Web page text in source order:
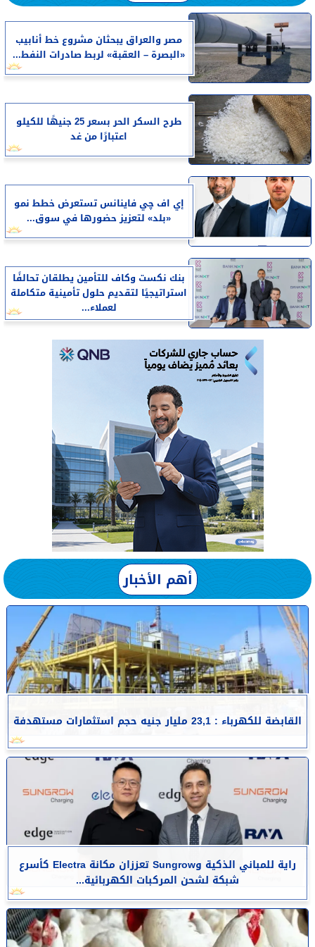
مصر والعراق يبحثان مشروع خط أنابيب
«البصرة – العقبة» لربط صادرات النفط...
طرح السكر الحر بسعر 25 جنيهًا للكيلو
اعتبارًا من غد
إي اف چي فاينانس تستعرض خطط نمو
«بلد» لتعزيز حضورها في سوق...
بنك نكست وكاف للتأمين يطلقان تحالفًا
استراتيجيًا لتقديم حلول تأمينية متكاملة
لعملاء...
أهم الأخبار
القابضة للكهرباء : 23,1 مليار جنيه حجم استثمارات مستهدفة
راية للمباني الذكية وSungrow تعززان مكانة Electra كأسرع
شبكة لشحن المركبات الكهربائية...